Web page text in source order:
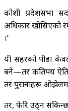
कोशी प्रदेशसभा
अधिकार खोसिएको
।’
यी सहरको पीडा
बने—तर कतिपय
तर पुरानाहरू
तर, फेरि उठ्न